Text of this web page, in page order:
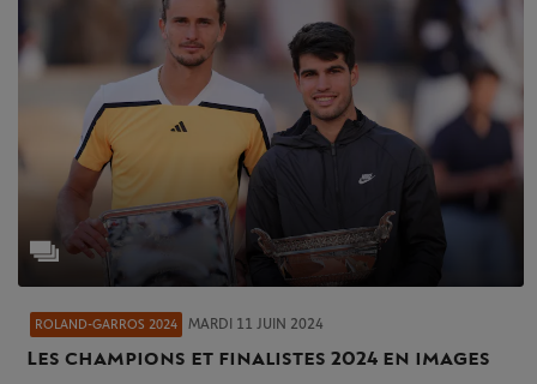
ROLAND-GARROS 2024 MARDI 11 JUIN 2024
Les champions et finalistes 2024 en images